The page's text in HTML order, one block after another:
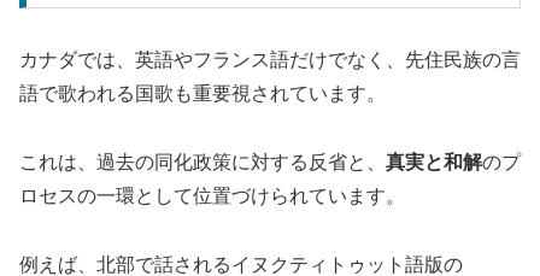
カナダでは、英語やフランス語だけでなく、先住民族の言
語で歌われる国歌も重要視されています。
これは、過去の同化政策に対する反省と、 真実と和解のプ
ロセスの一環として位置づけられています。
例えば、北部で話されるイヌクティトゥット語版の